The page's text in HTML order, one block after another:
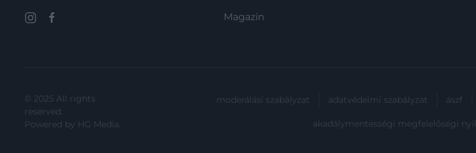
Magazin
© 2025 All rights
reserved.
Powered by HG Media.
moderálási szabályzat adatvédelmi szabályzat ászf
akadálymentességi megfelelőségi